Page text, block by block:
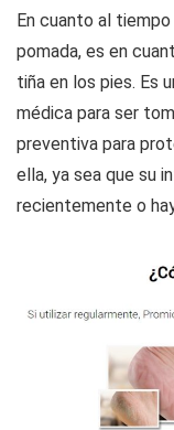
En cuanto al
pomada, es en
tiña en los pies. Es
médica para ser
preventiva para
ella, ya sea que su
recientemente o